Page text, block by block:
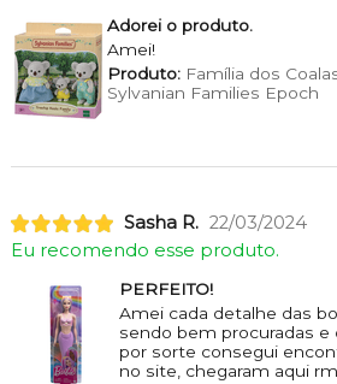
Adorei o produto.
Amei!
Produto:Família dos
Sylvanian Families Epoch
Sasha R. 22/03/2024
Eu recomendo esse produto.
PERFEITO!
Amei cada detalhe das
sendo bem procuradas e
por sorte consegui
no site, chegaram aqui